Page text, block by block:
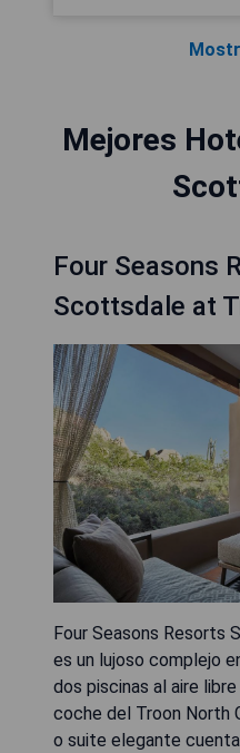
Mejores
Four Seasons
Scottsdale at
Four Seasons Resorts
es un lujoso complejo
dos piscinas al aire
coche del Troon North
o suite elegante